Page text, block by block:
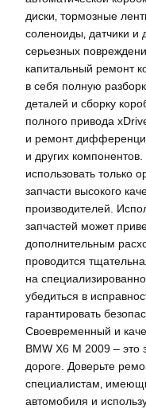
диски‚ тормозные
соленоиды‚ датчики и
серьезных
капитальный ремонт
в себя полную
деталей и сборку
полного привода
и ремонт
и других
использовать только
запчасти высокого
производителей.
запчастей может
дополнительным
проводится
на
убедиться в
гарантировать
Своевременный и
BMW X6 M 2009 – это
дороге. Доверьте
специалистам‚
автомобиля и